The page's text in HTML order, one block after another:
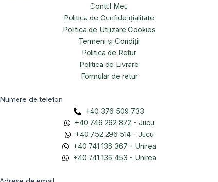
Contul Meu
Politica de Confidențialitate
Politica de Utilizare Cookies
Termeni și Condiții
Politica de Retur
Politica de Livrare
Formular de retur
Numere de telefon
+40 376 509 733
+40 746 262 872 - Jucu
+40 752 296 514 - Jucu
+40 741 136 367 - Unirea
+40 741 136 453 - Unirea